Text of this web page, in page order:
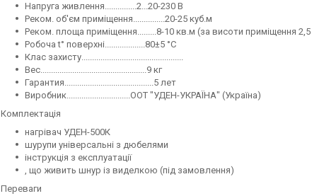
Напруга живлення...............2...20-230 В
Реком. об'єм приміщення...............20-25 куб.м
Реком. площа приміщення.........8-10 кв.м (за висоти приміщення
Робоча t° поверхні...................80±5 °C
Клас захисту................................................
Вес..................................................9 кг
Гарантия..........................................5 лет
Виробник..............................ООТ "УДЕН-УКРАЇНА" (Україна)
Комплектація
нагрівач УДЕН-500К
шурупи універсальні з дюбелями
інструкція з експлуатації
, що живить шнур із виделкою (під замовлення)
Переваги